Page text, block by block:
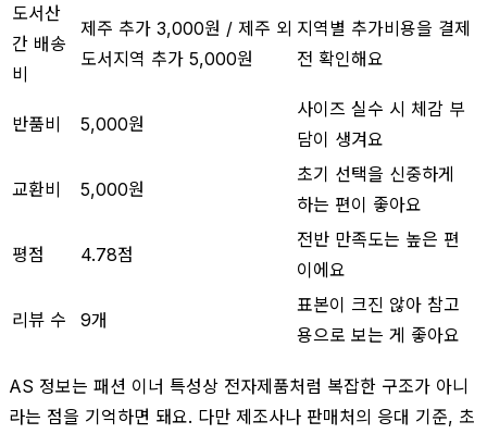
도서산
간 배송
비
제주 추가 3,000원 / 제주 외
도서지역 추가 5,000원
지역별 추가비용을 결제
전 확인해요
반품비 5,000원
사이즈 실수 시 체감 부
담이 생겨요
교환비 5,000원
초기 선택을 신중하게
하는 편이 좋아요
평점 4.78점
전반 만족도는 높은 편
이에요
리뷰 수 9개
표본이 크진 않아 참고
용으로 보는 게 좋아요
AS 정보는 패션 이너 특성상 전자제품처럼 복잡한 구조가 아니
라는 점을 기억하면 돼요. 다만 제조사나 판매처의 응대 기준, 초